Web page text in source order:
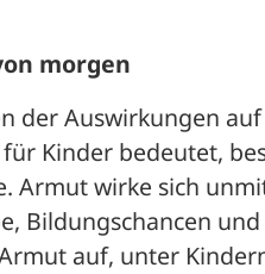
morgen
der Auswirkungen
Kinder bedeutet,
Armut wirke sich
Bildungschancen
auf, unter